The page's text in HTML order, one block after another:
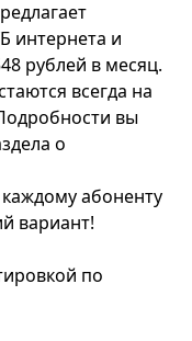
интернета и
рублей в месяц.
всегда на
вы
о
абоненту
вариант!
по